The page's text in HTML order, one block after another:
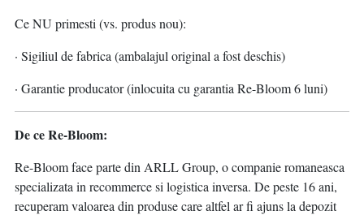
Ce NU primesti (vs. produs nou):
· Sigiliul de fabrica (ambalajul original a fost deschis)
· Garantie producator (inlocuita cu garantia Re-Bloom 6 luni)
De ce Re-Bloom:
Re-Bloom face parte din ARLL Group, o companie romaneasca
specializata in recommerce si logistica inversa. De peste 16 ani,
recuperam valoarea din produse care altfel ar fi ajuns la depozit